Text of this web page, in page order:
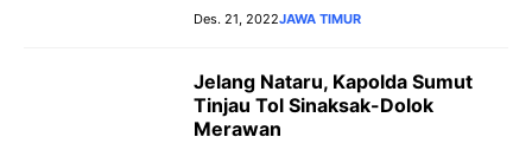
Des. 21, 2022JAWA TIMUR
Jelang Nataru, Kapolda Sumut
Tinjau Tol Sinaksak-Dolok
Merawan